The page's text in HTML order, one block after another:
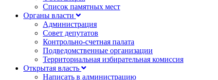
Список памятных мест
Органы власти
Администрация
Совет депутатов
Контрольно-счетная палата
Подведомственные организации
Территориальная избирательная комиссия
Открытая власть
Написать в администрацию